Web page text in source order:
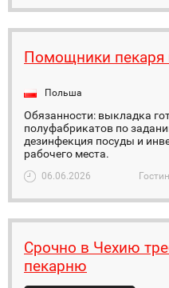
Помощники пекаря
Польша
Обязанности: выкладка
полуфабрикатов по
дезинфекция посуды и
рабочего места.
06.06.2026
Срочно в Чехию
пекарню